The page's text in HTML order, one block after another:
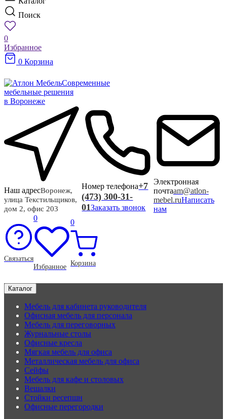
Поиск
0
Избранное
0 Корзина
Современные
мебельные решения
в Воронеже
Наш адресВоронеж,
улица Текстильщиков,
дом 2, офис 203
Номер телефона+7
(473) 300-31-
01Заказать звонок
Электронная
почтаam@atlon-
mebel.ruНаписать
нам
Связаться
0
Избранное
0
Корзина
Каталог
Мебель для кабинета руководителя
Офисная мебель для персонала
Мебель для переговорных
Журнальные столы
Офисные кресла
Мягкая мебель для офиса
Металлическая мебель для офиса
Сейфы
Мебель для кафе и столовых
Вешалки
Стойки ресепшн
Офисные перегородки